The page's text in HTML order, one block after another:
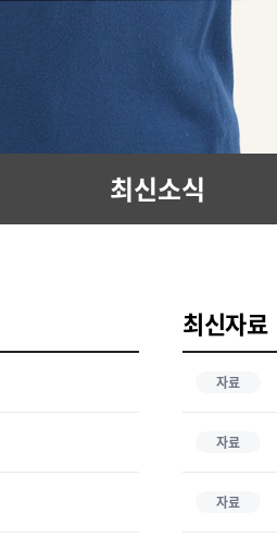
최신소식
최신자료
자료
자료
자료